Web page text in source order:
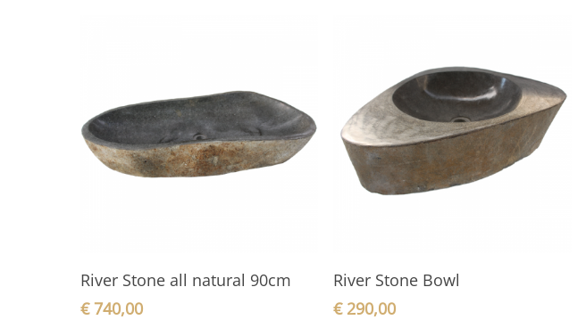
In den Warenkorb
River Stone all natural 90cm
€740,00
In den Warenkorb
River Stone Bowl
€290,00